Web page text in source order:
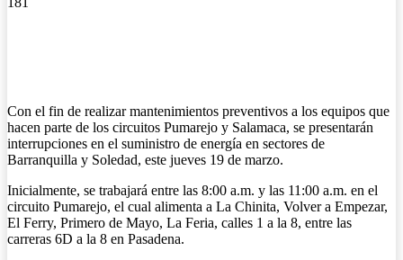
Con el fin de realizar mantenimientos preventivos a los equipos que
hacen parte de los circuitos Pumarejo y Salamaca, se presentarán
interrupciones en el suministro de energía en sectores de
Barranquilla y Soledad, este jueves 19 de marzo.
Inicialmente, se trabajará entre las 8:00 a.m. y las 11:00 a.m. en el
circuito Pumarejo, el cual alimenta a La Chinita, Volver a Empezar,
El Ferry, Primero de Mayo, La Feria, calles 1 a la 8, entre las
carreras 6D a la 8 en Pasadena.